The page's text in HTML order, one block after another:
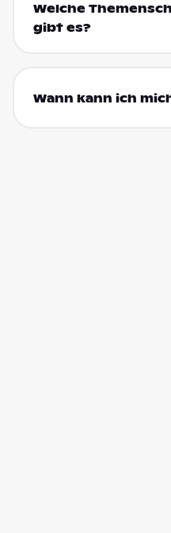
Welche
gibt es?
Wann kann ich